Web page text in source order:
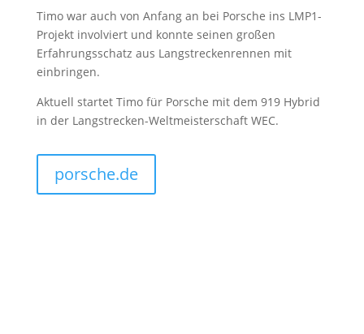
Timo war auch von Anfang an bei Porsche ins LMP1-
Projekt involviert und konnte seinen großen
Erfahrungsschatz aus Langstreckenrennen mit
einbringen.
Aktuell startet Timo für Porsche mit dem 919 Hybrid
in der Langstrecken-Weltmeisterschaft WEC.
porsche.de